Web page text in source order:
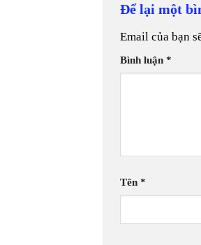
Để lại một
Email của bạn
Bình luận *
Tên *